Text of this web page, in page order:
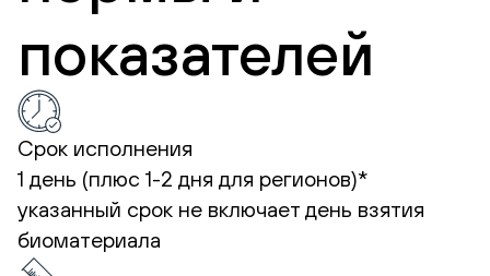
показателей
Срок исполнения
1 день (плюс 1-2 дня для регионов)*
указанный срок не включает день взятия
биоматериала